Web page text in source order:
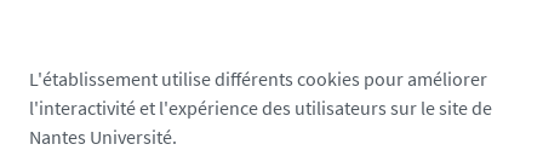
L'établissement utilise différents cookies pour améliorer
l'interactivité et l'expérience des utilisateurs sur le site de
Nantes Université.